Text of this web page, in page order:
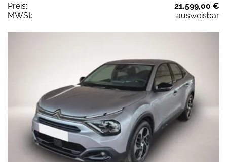
Preis:
21.599,00 €
MWSt:
ausweisbar